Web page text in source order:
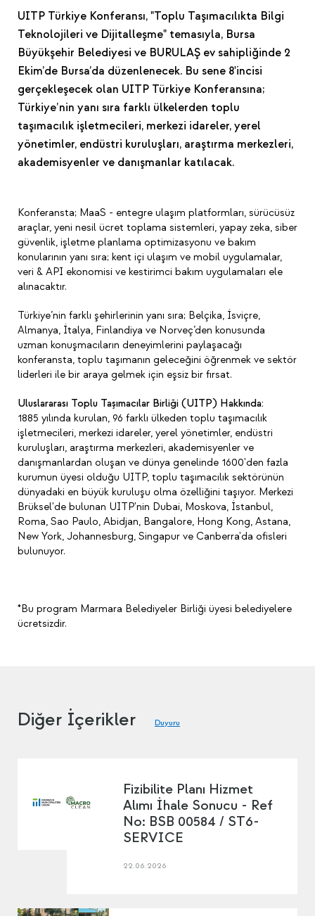
UITP Türkiye Konferansı, "Toplu Taşımacılıkta Bilgi
Teknolojileri ve Dijitalleşme" temasıyla, Bursa
Büyükşehir Belediyesi ve BURULAŞ ev sahipliğinde 2
Ekim’de Bursa’da düzenlenecek. Bu sene 8'incisi
gerçekleşecek olan UITP Türkiye Konferansına;
Türkiye’nin yanı sıra farklı ülkelerden toplu
taşımacılık işletmecileri, merkezi idareler, yerel
yönetimler, endüstri kuruluşları, araştırma merkezleri,
akademisyenler ve danışmanlar katılacak.
Konferansta; MaaS - entegre ulaşım platformları, sürücüsüz
araçlar, yeni nesil ücret toplama sistemleri, yapay zeka, siber
güvenlik, işletme planlama optimizasyonu ve bakım
konularının yanı sıra; kent içi ulaşım ve mobil uygulamalar,
veri & API ekonomisi ve kestirimci bakım uygulamaları ele
alınacaktır.
Türkiye’nin farklı şehirlerinin yanı sıra; Belçika, İsviçre,
Almanya, İtalya, Finlandiya ve Norveç’den konusunda
uzman konuşmacıların deneyimlerini paylaşacağı
konferansta, toplu taşımanın geleceğini öğrenmek ve sektör
liderleri ile bir araya gelmek için eşsiz bir fırsat.
Uluslararası Toplu Taşımacılar Birliği (UITP) Hakkında:
1885 yılında kurulan, 96 farklı ülkeden toplu taşımacılık
işletmecileri, merkezi idareler, yerel yönetimler, endüstri
kuruluşları, araştırma merkezleri, akademisyenler ve
danışmanlardan oluşan ve dünya genelinde 1600'den fazla
kurumun üyesi olduğu UITP, toplu taşımacılık sektörünün
dünyadaki en büyük kuruluşu olma özelliğini taşıyor. Merkezi
Brüksel'de bulunan UITP'nin Dubai, Moskova, İstanbul,
Roma, Sao Paulo, Abidjan, Bangalore, Hong Kong, Astana,
New York, Johannesburg, Singapur ve Canberra'da ofisleri
bulunuyor.
*Bu program Marmara Belediyeler Birliği üyesi belediyelere
ücretsizdir.
Diğer İçerikler Duyuru
Fizibilite Planı Hizmet
Alımı İhale Sonucu - Ref
No: BSB 00584 / ST6-
SERVICE
22.06.2026